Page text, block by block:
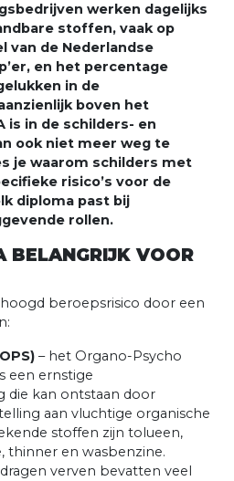
werken dagelijks
stoffen, vaak op
van de Nederlandse
en het percentage
in de
boven het
is in de schilders- en
ook niet meer weg te
je waarom schilders met
risico’s voor de
diploma past bij
rollen.
BELANGRIJK VOOR
beroepsrisico door een
– het Organo-Psycho
een ernstige
die kan ontstaan door
aan vluchtige organische
stoffen zijn tolueen,
thinner en wasbenzine.
verven bevatten veel